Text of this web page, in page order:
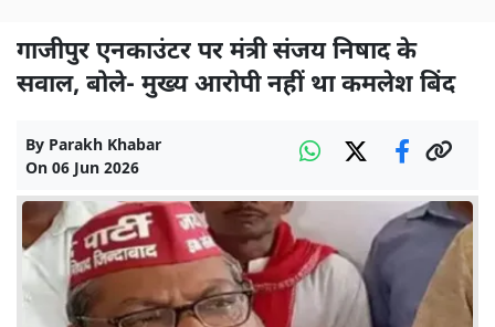
गाजीपुर एनकाउंटर पर मंत्री संजय निषाद के
सवाल, बोले- मुख्य आरोपी नहीं था कमलेश बिंद
By Parakh Khabar
On 06 Jun 2026